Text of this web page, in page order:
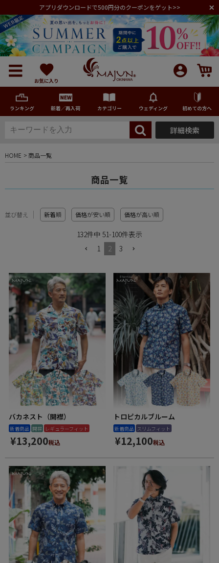
アプリダウンロードで500円分のクーポンをゲット>>
お気に入り
ランキング 新着／再入荷 カテゴリー ウェディング 初めての方へ
メンズ
レディース
キッズ
ペア商品
新商品
再入荷商品
アウトレット
サイズから探す
レーベルから探す
詳細検索
HOME 商品一覧
商品一覧
並び替え 新着順 価格が安い順 価格が高い順
132件中 51-100件表示
1
2 3
バカネスト（開襟）
新着商品 開襟 レギュラーフィット
¥13,200税込
トロピカルブルーム
新着商品 スリムフィット
¥12,100税込